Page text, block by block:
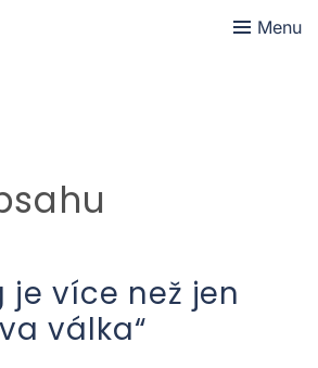
Menu
je více než jen
válka“